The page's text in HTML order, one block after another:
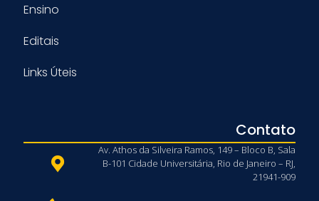
Ensino
Editais
Links Úteis
Contato
Av. Athos da Silveira Ramos, 149 – Bloco B, Sala
B-101 Cidade Universitária, Rio de Janeiro – RJ,
21941-909